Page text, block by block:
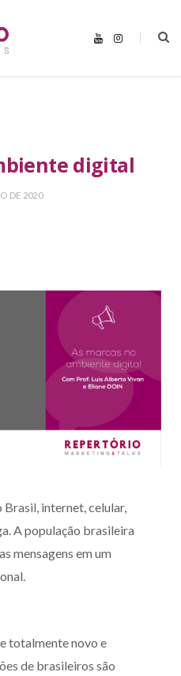
Y
u
I
a
digital
DE 2020
Brasil, internet, celular,
A população brasileira
mensagens em um
totalmente novo e
de brasileiros são